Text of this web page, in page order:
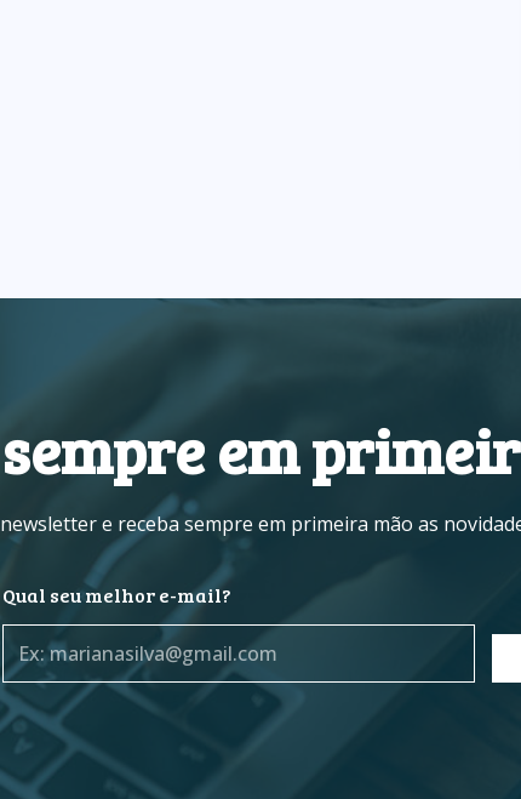
em
e receba sempre em primeira mão as
Qual seu melhor e-mail?